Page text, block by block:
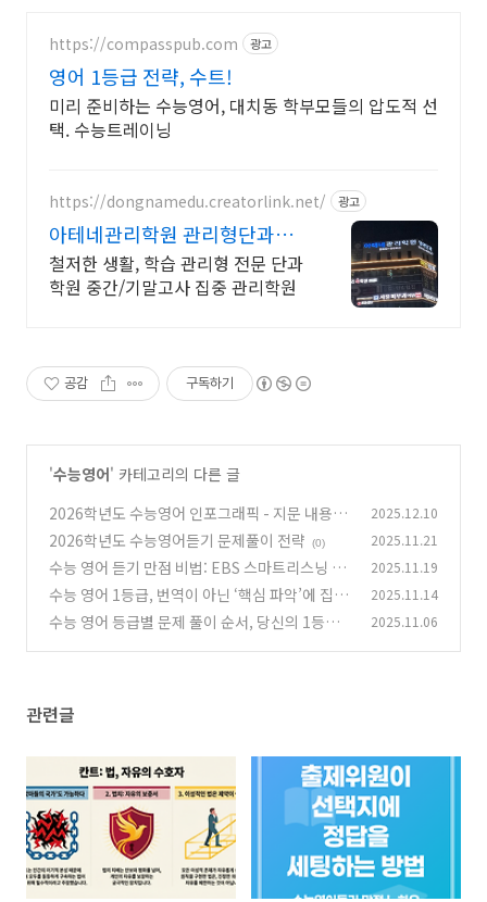
https://compasspub.com 광고
영어 1등급 전략, 수트!
미리 준비하는 수능영어, 대치동 학부모들의 압도적 선
택. 수능트레이닝
https://dongnamedu.creatorlink.net/ 광고
아테네관리학원 관리형단과학
원 학습 관리형 전문 단과 학원
철저한 생활, 학습 관리형 전문 단과
학원 중간/기말고사 집중 관리학원
공감 구독하기
'수능영어' 카테고리의 다른 글
2026학년도 수능영어 인포그래픽 - 지문 내용을
한 장의 사진으로 (0)
2025.12.10
2026학년도 수능영어듣기 문제풀이 전략 (0) 2025.11.21
수능 영어 듣기 만점 비법: EBS 스마트리스닝 완
벽 활용 전략 (0)
2025.11.19
수능 영어 1등급, 번역이 아닌 ‘핵심 파악’에 집중
하면 충분합니다
(1)
2025.11.14
수능 영어 등급별 문제 풀이 순서, 당신의 1등급
2025.11.06
관련글